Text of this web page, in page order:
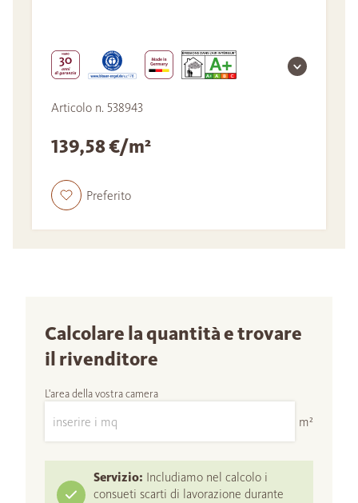
Articolo n. 538943
139,58 €/m²
Preferito
Calcolare la quantità e trovare
il rivenditore
L'area della vostra camera
m²
Servizio: Includiamo nel calcolo i
consueti scarti di lavorazione durante